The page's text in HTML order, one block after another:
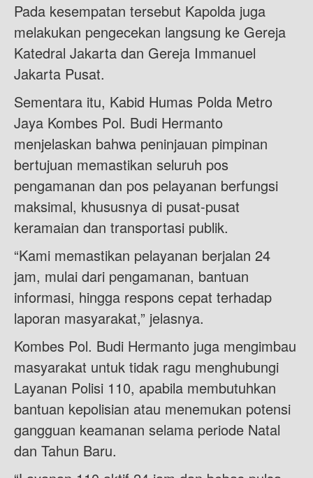
Pada kesempatan tersebut Kapolda juga
melakukan pengecekan langsung ke Gereja
Katedral Jakarta dan Gereja Immanuel
Jakarta Pusat.
Sementara itu, Kabid Humas Polda Metro
Jaya Kombes Pol. Budi Hermanto
menjelaskan bahwa peninjauan pimpinan
bertujuan memastikan seluruh pos
pengamanan dan pos pelayanan berfungsi
maksimal, khususnya di pusat-pusat
keramaian dan transportasi publik.
“Kami memastikan pelayanan berjalan 24
jam, mulai dari pengamanan, bantuan
informasi, hingga respons cepat terhadap
laporan masyarakat,” jelasnya.
Kombes Pol. Budi Hermanto juga mengimbau
masyarakat untuk tidak ragu menghubungi
Layanan Polisi 110, apabila membutuhkan
bantuan kepolisian atau menemukan potensi
gangguan keamanan selama periode Natal
dan Tahun Baru.